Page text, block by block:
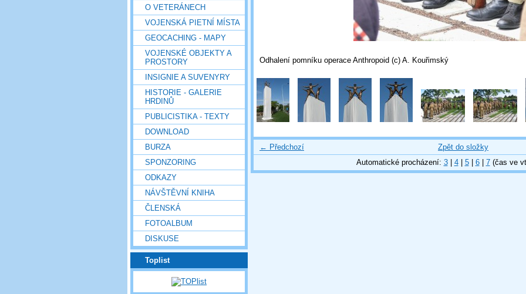
O VETERÁNECH
VOJENSKÁ PIETNÍ MÍSTA
GEOCACHING - MAPY
VOJENSKÉ OBJEKTY A
PROSTORY
INSIGNIE A SUVENYRY
HISTORIE - GALERIE
HRDINŮ
PUBLICISTIKA - TEXTY
DOWNLOAD
BURZA
SPONZORING
ODKAZY
NÁVŠTĚVNÍ KNIHA
ČLENSKÁ
FOTOALBUM
DISKUSE
Toplist
Odhalení pomníku operace Anthropoid (c) A. Kouřimský
← Předchozí
Zpět do složky
Automatické procházení: 3| 4| 5| 6| 7(čas ve